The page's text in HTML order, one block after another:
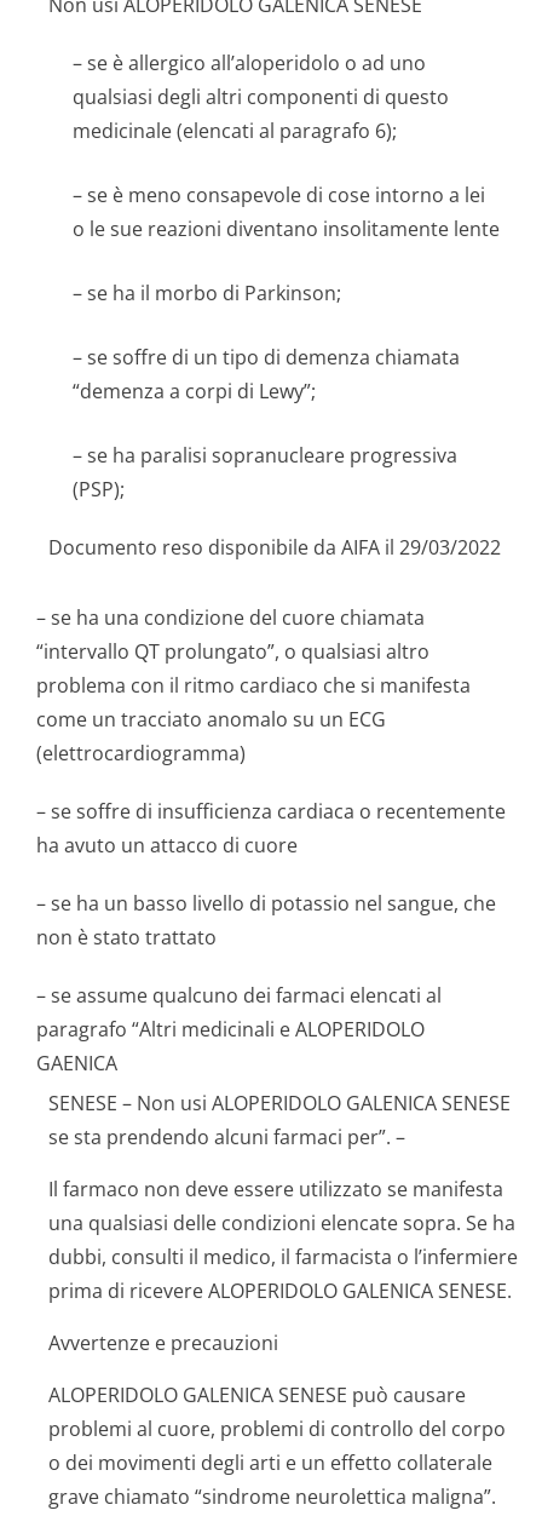
– se è allergico all’aloperidolo o ad uno
qualsiasi degli altri componenti di questo
medicinale (elencati al paragrafo 6);
– se è meno consapevole di cose intorno a lei
o le sue reazioni diventano insolitamente lente
– se ha il morbo di Parkinson;
– se soffre di un tipo di demenza chiamata
“demenza a corpi di Lewy”;
– se ha paralisi sopranucleare progressiva
(PSP);
Documento reso disponibile da AIFA il 29/03/2022
– se ha una condizione del cuore chiamata
“intervallo QT prolungato”, o qualsiasi altro
problema con il ritmo cardiaco che si manifesta
come un tracciato anomalo su un ECG
(elettrocardi­ogramma)
– se soffre di insufficienza cardiaca o recentemente
ha avuto un attacco di cuore
– se ha un basso livello di potassio nel sangue, che
non è stato trattato
– se assume qualcuno dei farmaci elencati al
paragrafo “Altri medicinali e ALOPERIDOLO
GAENICA
SENESE – Non usi ALOPERIDOLO GALENICA SENESE
se sta prendendo alcuni farmaci per”. –
Il farmaco non deve essere utilizzato se manifesta
una qualsiasi delle condizioni elencate sopra. Se ha
dubbi, consulti il medico, il farmacista o l’infermiere
prima di ricevere ALOPERIDOLO GALENICA SENESE.
Avvertenze e precauzioni
ALOPERIDOLO GALENICA SENESE può causare
problemi al cuore, problemi di controllo del corpo
o dei movimenti degli arti e un effetto collaterale
grave chiamato “sindrome neurolettica maligna”.